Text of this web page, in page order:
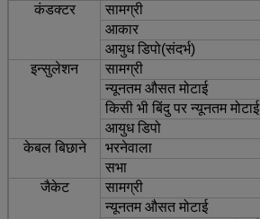
कंडक्टर
सामग्री
आकार
आयुध डिपो(संदर्भ)
इन्सुलेशन
सामग्री
न्यूनतम औसत मोटाई
किसी भी बिंदु पर न्यूनतम मोटाई
आयुध डिपो
केबल बिछाने
भरनेवाला
सभा
जैकेट
सामग्री
न्यूनतम औसत मोटाई